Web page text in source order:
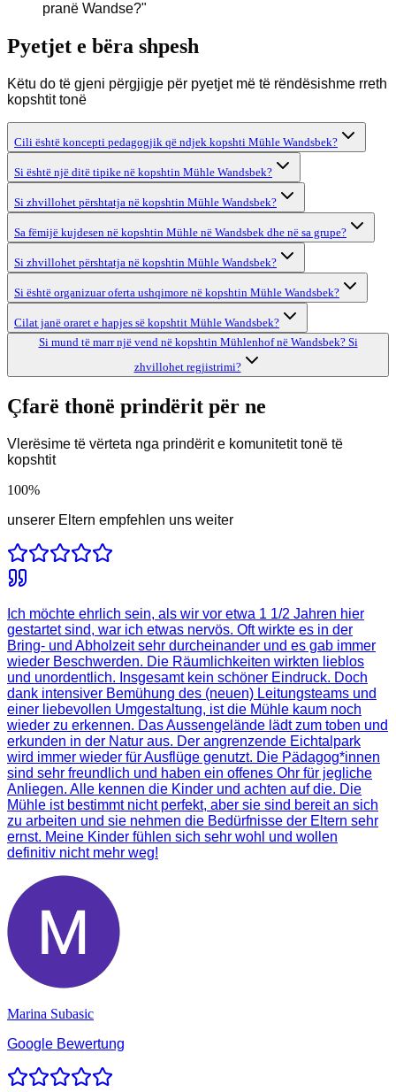
pranë Wandse?"
Pyetjet e bëra shpesh
Këtu do të gjeni përgjigje për pyetjet më të rëndësishme rreth
kopshtit tonë
Cili është koncepti pedagogjik që ndjek kopshti Mühle Wandsbek?
Si është një ditë tipike në kopshtin Mühle Wandsbek?
Si zhvillohet përshtatja në kopshtin Mühle Wandsbek?
Sa fëmijë kujdesen në kopshtin Mühle në Wandsbek dhe në sa grupe?
Si zhvillohet përshtatja në kopshtin Mühle Wandsbek?
Si është organizuar oferta ushqimore në kopshtin Mühle Wandsbek?
Cilat janë oraret e hapjes së kopshtit Mühle Wandsbek?
Si mund të marr një vend në kopshtin Mühlenhof në Wandsbek? Si
zhvillohet regjistrimi?
Çfarë thonë prindërit për ne
Vlerësime të vërteta nga prindërit e komunitetit tonë të
kopshtit
100%
unserer Eltern empfehlen uns weiter
Ich möchte ehrlich sein, als wir vor etwa 1 1/2 Jahren hier
gestartet sind, war ich etwas nervös. Oft wirkte es in der
Bring- und Abholzeit sehr durcheinander und es gab immer
wieder Beschwerden. Die Räumlichkeiten wirkten lieblos
und unordentlich. Insgesamt kein schöner Eindruck. Doch
dank intensiver Bemühung des (neuen) Leitungsteams und
einer liebevollen Umgestaltung, ist die Mühle kaum noch
wieder zu erkennen. Das Aussengelände lädt zum toben und
erkunden in der Natur aus. Der angrenzende Eichtalpark
wird immer wieder für Ausflüge genutzt. Die Pädagog*innen
sind sehr freundlich und haben ein offenes Ohr für jegliche
Anliegen. Alle kennen die Kinder und achten auf die. Die
Mühle ist bestimmt nicht perfekt, aber sie sind bereit an sich
zu arbeiten und sie nehmen die Bedürfnisse der Eltern sehr
ernst. Meine Kinder fühlen sich sehr wohl und wollen
definitiv nicht mehr weg!
Marina Subasic
Google Bewertung